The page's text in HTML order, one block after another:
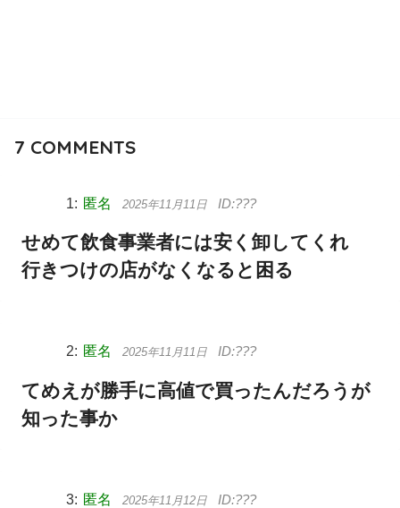
7 COMMENTS
匿名 2025年11月11日
せめて飲食事業者には安く卸してくれ
行きつけの店がなくなると困る
匿名 2025年11月11日
てめえが勝手に高値で買ったんだろうが
知った事か
匿名 2025年11月12日